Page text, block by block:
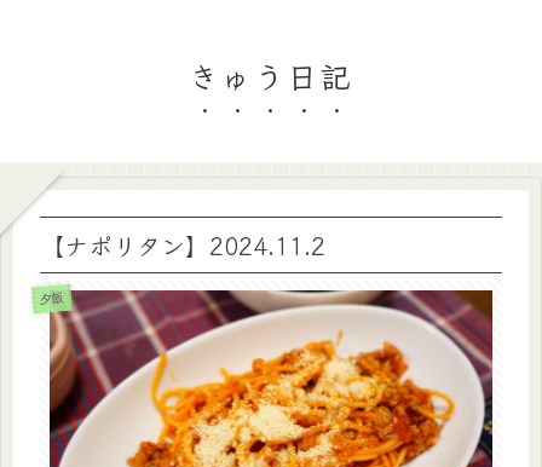
きゅう日記
【ナポリタン】2024.11.2
夕飯